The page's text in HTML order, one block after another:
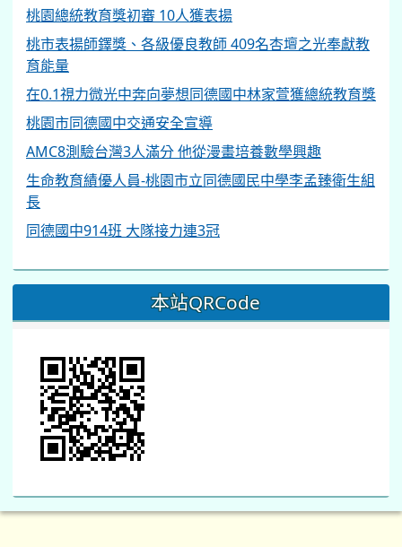
桃園總統教育獎初審 10人獲表揚
桃市表揚師鐸獎、各級優良教師 409名杏壇之光奉獻教
育能量
在0.1視力微光中奔向夢想同德國中林家萱獲總統教育獎
桃園市同德國中交通安全宣導
AMC8測驗台灣3人滿分 他從漫畫培養數學興趣
生命教育績優人員-桃園市立同德國民中學李孟臻衛生組
長
同德國中914班 大隊接力連3冠
本站QRCode